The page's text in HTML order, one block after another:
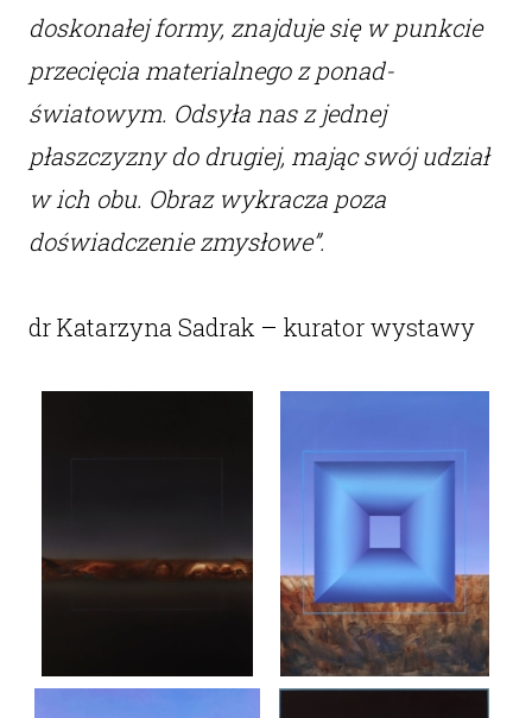
doskonałej formy, znajduje się w punkcie
przecięcia materialnego z ponad-
światowym. Odsyła nas z jednej
płaszczyzny do drugiej, mając swój udział
w ich obu. Obraz wykracza poza
doświadczenie zmysłowe”.
dr Katarzyna Sadrak – kurator wystawy